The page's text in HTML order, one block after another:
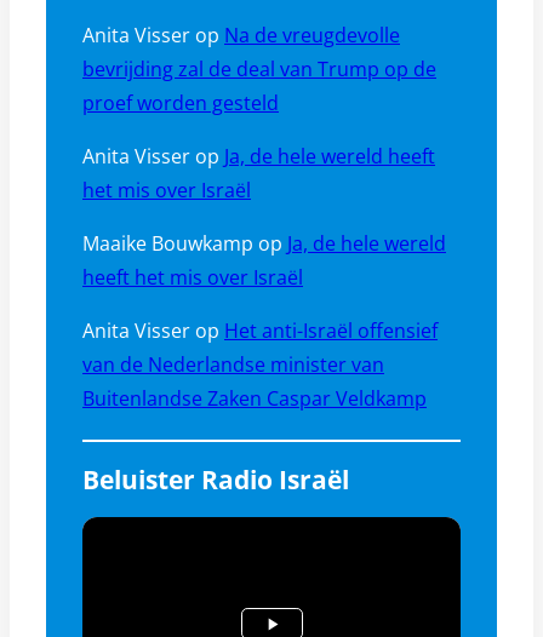
Anita Visser op Na de vreugdevolle
bevrijding zal de deal van Trump op de
proef worden gesteld
Anita Visser op Ja, de hele wereld heeft
het mis over Israël
Maaike Bouwkamp op Ja, de hele wereld
heeft het mis over Israël
Anita Visser op Het anti-Israël offensief
van de Nederlandse minister van
Buitenlandse Zaken Caspar Veldkamp
Beluister Radio Israël